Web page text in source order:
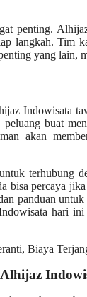
penting.
langkah. Tim
yang lain,
Indowisata
buat
akan
terhubung
bisa percaya
panduan
hari